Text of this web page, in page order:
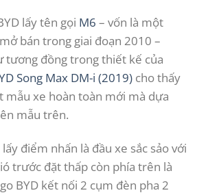
lấy tên gọi M6 – vốn là một
bán trong giai đoạn 2010 –
tương đồng trong thiết kế của
Song Max DM-i (2019) cho thấy
mẫu xe hoàn toàn mới mà dựa
mẫu trên.
điểm nhấn là đầu xe sắc sảo với
trước đặt thấp còn phía trên là
BYD kết nối 2 cụm đèn pha 2